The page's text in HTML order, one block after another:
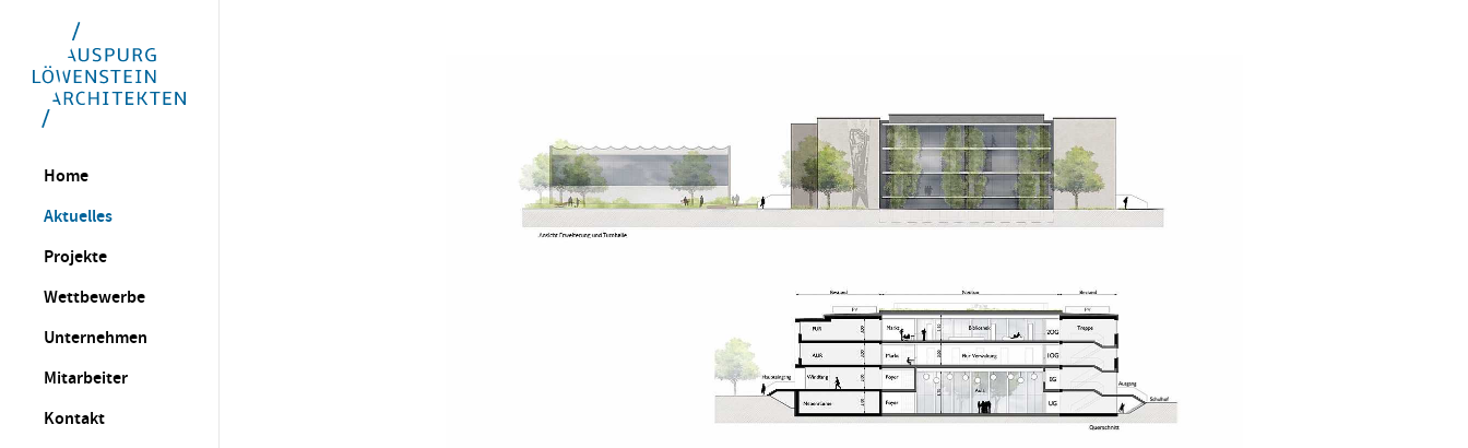
Home
Aktuelles
Projekte
Wettbewerbe
Unternehmen
Mitarbeiter
Kontakt